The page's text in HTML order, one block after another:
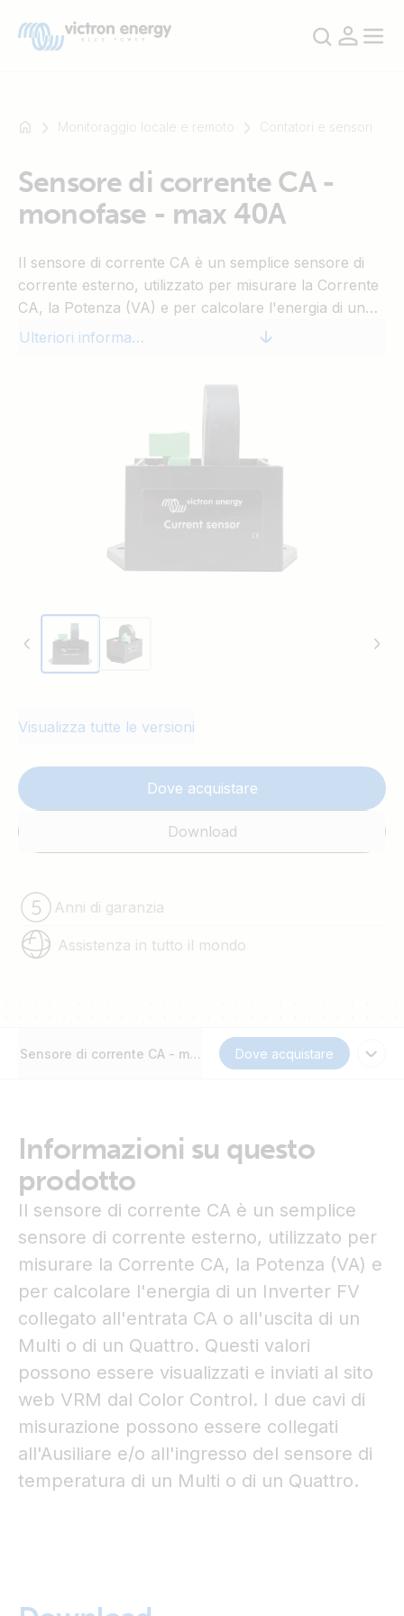
esempio
Multiplus-
Orion
SmartShunt
Monitoraggio locale e remoto Contatori e sensori
Sensore di corrente CA -
monofase - max 40A
Il sensore di corrente CA è un semplice sensore di
corrente esterno, utilizzato per misurare la Corrente
CA, la Potenza (VA) e per calcolare l'energia di un
Inverter FV collegato all'entrata CA o all'uscita di un
Ulteriori informazioni
Visualizza tutte le versioni
Dove acquistare
Download
Anni di garanzia
Assistenza in tutto il mondo
Sensore di corrente CA - monofase - max 40A
Dove acquistare
Informazioni su questo
prodotto
Il sensore di corrente CA è un semplice
sensore di corrente esterno, utilizzato per
misurare la Corrente CA, la Potenza (VA) e
per calcolare l'energia di un Inverter FV
collegato all'entrata CA o all'uscita di un
Multi o di un Quattro. Questi valori
possono essere visualizzati e inviati al sito
web VRM dal Color Control. I due cavi di
misurazione possono essere collegati
all'Ausiliare e/o all'ingresso del sensore di
temperatura di un Multi o di un Quattro.